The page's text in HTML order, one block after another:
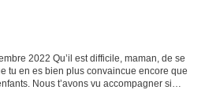
2022 Qu’il est difficile, maman, de se
tu en es bien plus convaincue encore que
Nous t’avons vu accompagner si